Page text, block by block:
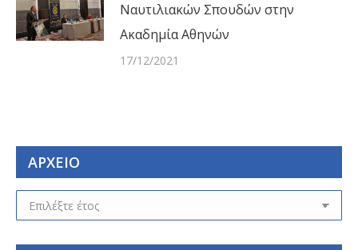
Ναυτιλιακών Σπουδών στην
Ακαδημία Αθηνών
17/12/2021
ΑΡΧΕΙΟ
ΑΡΧΕΙΟ